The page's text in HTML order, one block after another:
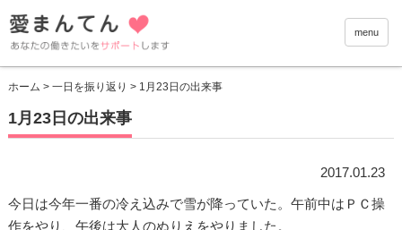
愛まん
menu
ホーム > 一日を振り返り > 1月23日の出来事
1月23日の出来事
2017.01.23
今日は今年一番の冷え込みで雪が降っていた。午前中はＰＣ操
作をやり、午後は大人のぬりえをやりました。